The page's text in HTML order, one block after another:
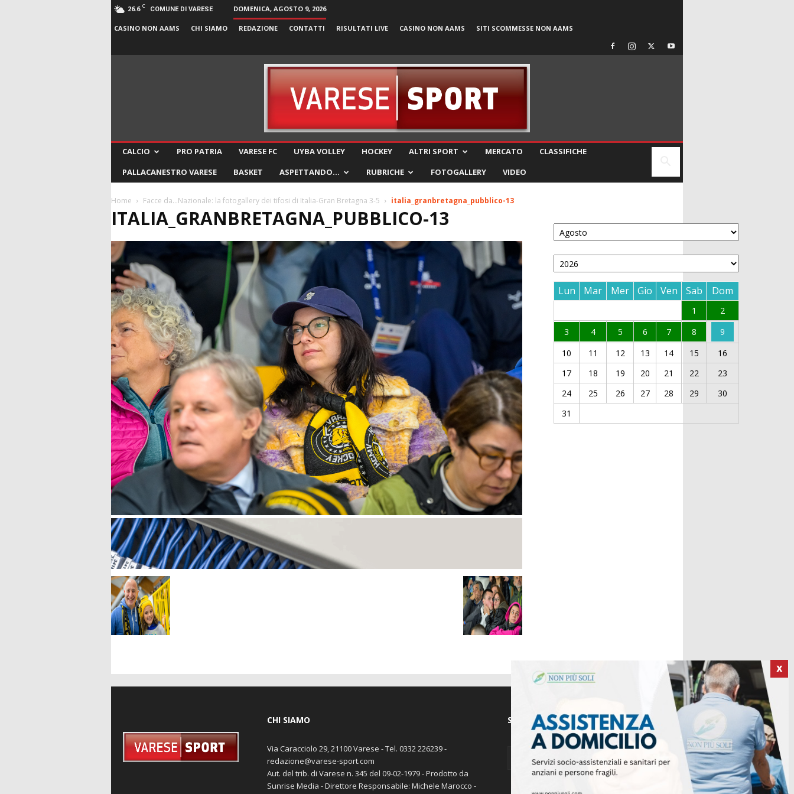
26.6 C COMUNE DI VARESE DOMENICA, AGOSTO 9, 2026
CASINO NON AAMS CHI SIAMO REDAZIONE CONTATTI RISULTATI LIVE CASINO NON AAMS SITI SCOMMESSE NON AAMS
CALCIO PRO PATRIA VARESE FC UYBA VOLLEY HOCKEY ALTRI SPORT MERCATO
CLASSIFICHE
PALLACANESTRO VARESE
BASKET ASPETTANDO… RUBRICHE FOTOGALLERY VIDEO
Home Facce da…Nazionale: la fotogallery dei tifosi di Italia-Gran Bretagna 3-5 italia_granbretagna_pubblico-13
ITALIA_GRANBRETAGNA_PUBBLICO-13
Lun Mar Mer Gio Ven Sab Dom
1
2
3
4 5 6 7 8
9
10
11 12 13 14 15
16
17
18 19 20 21 22
23
24
25 26 27 28 29
30
31
X
CHI SIAMO
Via Caracciolo 29, 21100 Varese - Tel. 0332 226239 -
redazione@varese-sport.com
Aut. del trib. di Varese n. 345 del 09-02-1979 - Prodotto da
Sunrise Media - Direttore Responsabile: Michele Marocco -
SEGUICI